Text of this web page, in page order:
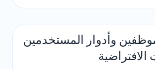
وأدوار المستخدمين
الافتراضية